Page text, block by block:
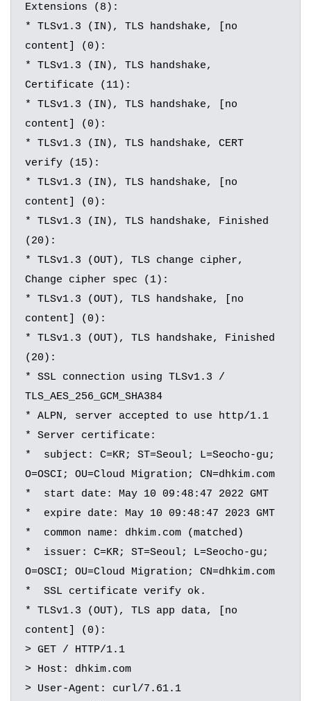
Extensions (8):
* TLSv1.3 (IN), TLS handshake, [no
content] (0):
* TLSv1.3 (IN), TLS handshake,
Certificate (11):
* TLSv1.3 (IN), TLS handshake, [no
content] (0):
* TLSv1.3 (IN), TLS handshake, CERT
verify (15):
* TLSv1.3 (IN), TLS handshake, [no
content] (0):
* TLSv1.3 (IN), TLS handshake, Finished
(20):
* TLSv1.3 (OUT), TLS change cipher,
Change cipher spec (1):
* TLSv1.3 (OUT), TLS handshake, [no
content] (0):
* TLSv1.3 (OUT), TLS handshake, Finished
(20):
* SSL connection using TLSv1.3 /
TLS_AES_256_GCM_SHA384
* ALPN, server accepted to use http/1.1
* Server certificate:
*  subject: C=KR; ST=Seoul; L=Seocho-gu;
O=OSCI; OU=Cloud Migration; CN=dhkim.com
*  start date: May 10 09:48:47 2022 GMT
*  expire date: May 10 09:48:47 2023 GMT
*  common name: dhkim.com (matched)
*  issuer: C=KR; ST=Seoul; L=Seocho-gu;
O=OSCI; OU=Cloud Migration; CN=dhkim.com
*  SSL certificate verify ok.
* TLSv1.3 (OUT), TLS app data, [no
content] (0):
> GET / HTTP/1.1
> Host: dhkim.com
> User-Agent: curl/7.61.1